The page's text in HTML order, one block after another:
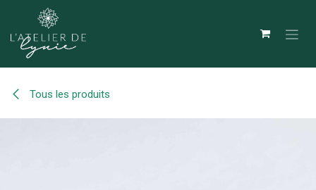
Se rendre au contenu
Tous les produits